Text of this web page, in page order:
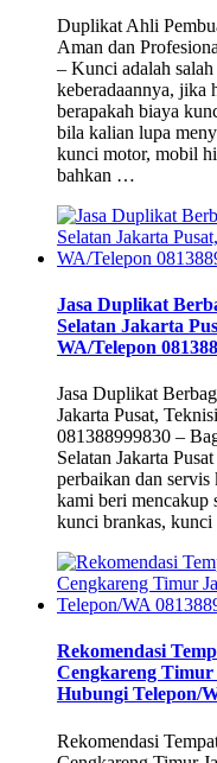
Duplikat Ahli
Aman dan
– Kunci adalah
keberadaannya, jika
berapakah biaya
bila kalian lupa
kunci motor, mobil
bahkan …
Jasa Duplikat
Selatan Jakarta
WA/Telepon
Jasa Duplikat
Jakarta Pusat,
081388999830 –
Selatan Jakarta
perbaikan dan
kami beri mencakup
kunci brankas,
Rekomendasi
Cengkareng
Hubungi Telepon/
Rekomendasi